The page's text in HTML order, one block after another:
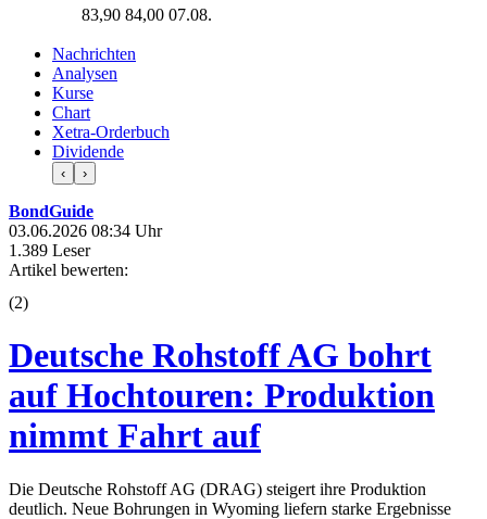
83,90 84,00 07.08.
Nachrichten
Analysen
Kurse
Chart
Xetra-Orderbuch
Dividende
‹ ›
BondGuide
03.06.2026 08:34 Uhr
1.389 Leser
Artikel bewerten:
(2)
Deutsche Rohstoff AG bohrt
auf Hochtouren: Produktion
nimmt Fahrt auf
Die Deutsche Rohstoff AG (DRAG) steigert ihre Produktion
deutlich. Neue Bohrungen in Wyoming liefern starke Ergebnisse